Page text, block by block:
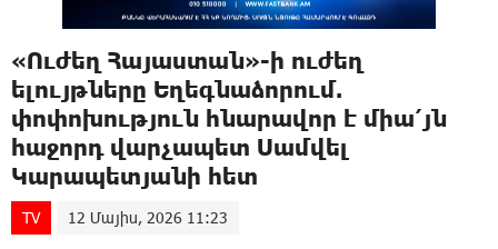
«Ուժեղ Հայաստան»-ի ուժեղ
ելույթները Եղեգնաձորում.
փոփոխություն հնարավոր է միա՛յն
հաջորդ վարչապետ Սամվել
Կարապետյանի հետ
TV 12 Մայիս, 2026 11:23